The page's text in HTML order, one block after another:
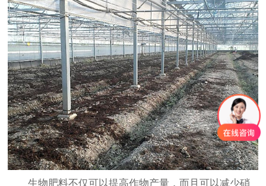
生物肥料不仅可以提高作物产量，而且可以减少硝